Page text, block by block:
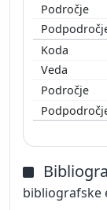
bibliografske